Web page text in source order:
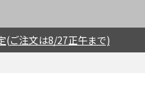
(ご注文は8/27正午まで)